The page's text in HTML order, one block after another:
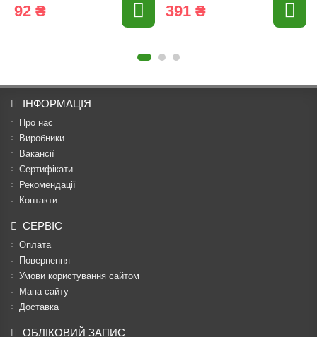
92 ₴ 391 ₴
ІНФОРМАЦІЯ
Про нас
Виробники
Вакансії
Сертифікати
Рекомендації
Контакти
СЕРВІС
Оплата
Повернення
Умови користування сайтом
Мапа сайту
Доставка
ОБЛІКОВИЙ ЗАПИС